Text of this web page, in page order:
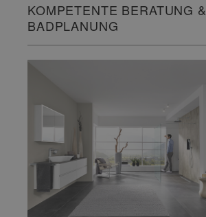
KOMPETENTE BERATUNG &
BADPLANUNG